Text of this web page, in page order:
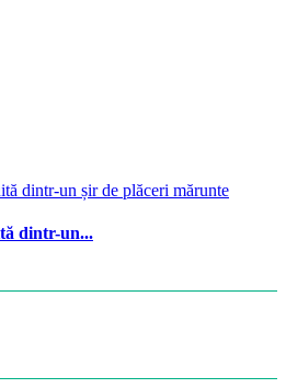
dintr-un...